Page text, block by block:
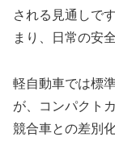
される見通しで
まり、日常の安
軽自動車では標
が、コンパクト
競合車との差別